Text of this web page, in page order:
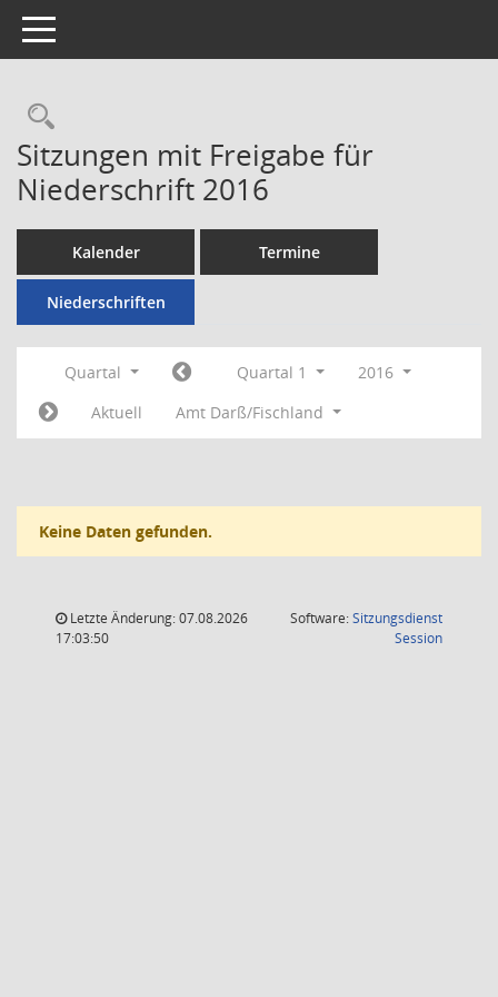
Toggle navigation
Rechercheauswahl
Sitzungen mit Freigabe für
Niederschrift 2016
Kalender Termine
Niederschriften
Quartal Quartal 1
2016
Aktuell
Amt Darß/Fischland
Keine Daten gefunden.
Letzte Änderung: 07.08.2026
17:03:50
Software:Sitzungsdienst
Session(Wird in